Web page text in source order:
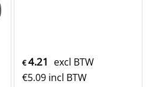
€4.21 excl BTW
€5.09 incl BTW